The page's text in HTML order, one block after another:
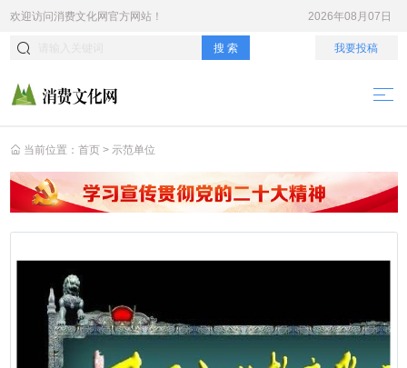
欢迎访问消费文化网官方网站！ 2026年08月07日
搜 索 我要投稿
当前位置： 首页 > 示范单位